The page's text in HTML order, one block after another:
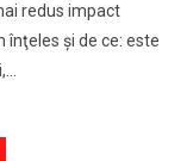
redus impact
înţeles şi de ce: este